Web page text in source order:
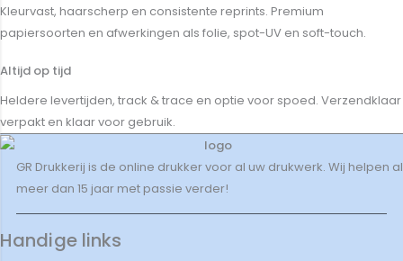
Kleurvast, haarscherp en consistente reprints. Premium
papiersoorten en afwerkingen als folie, spot-UV en soft-touch.
Altijd op tijd
Heldere levertijden, track & trace en optie voor spoed. Verzendklaar
verpakt en klaar voor gebruik.
GR Drukkerij is de online drukker voor al uw drukwerk. Wij helpen al
meer dan 15 jaar met passie verder!
Handige links